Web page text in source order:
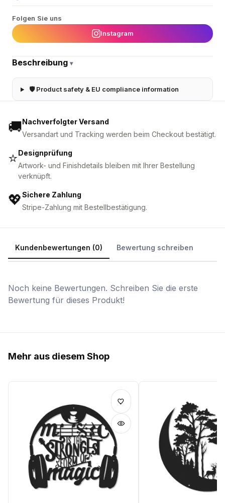
Folgen Sie uns
Instagram
Beschreibung ▾
🛡 Product safety & EU compliance information
🚚Nachverfolgter Versand
Versandart und Tracking werden beim Checkout bestätigt.
⭐Designprüfung
Artwork- und Finishdetails bleiben mit Ihrer Bestellung
verknüpft.
💖Sichere Zahlung
Stripe-Zahlung mit Bestellbestätigung.
Kundenbewertungen (0) Bewertung schreiben
Noch keine Bewertungen. Schreiben Sie die erste
Bewertung für dieses Produkt!
Mehr aus diesem Shop